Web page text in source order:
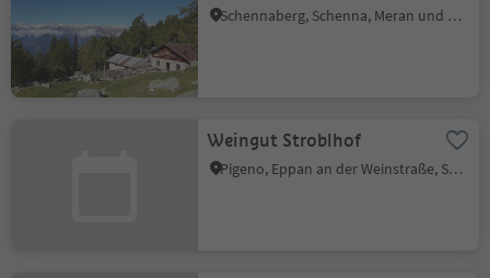
Schennaberg, Schenna, Meran und Umgebung
Weingut Stroblhof
Pigeno, Eppan an der Weinstraße, Südtiroler Weinstraße